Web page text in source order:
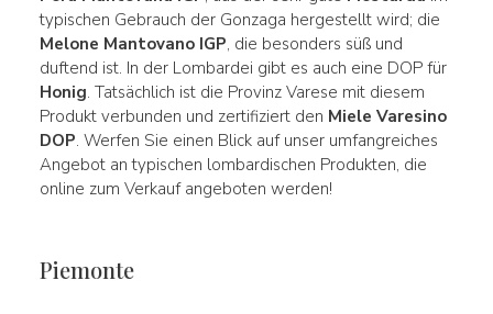
typischen Gebrauch der Gonzaga hergestellt wird; die
Melone Mantovano IGP, die besonders süß und
duftend ist. In der Lombardei gibt es auch eine DOP für
Honig. Tatsächlich ist die Provinz Varese mit diesem
Produkt verbunden und zertifiziert den Miele Varesino
DOP. Werfen Sie einen Blick auf unser umfangreiches
Angebot an typischen lombardischen Produkten, die
online zum Verkauf angeboten werden!
Piemonte